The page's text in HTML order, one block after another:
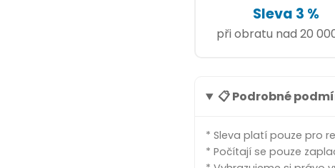
Sleva 3 %
při obratu nad 20
📋 Podrobné
* Sleva platí pouze pro
* Počítají se pouze